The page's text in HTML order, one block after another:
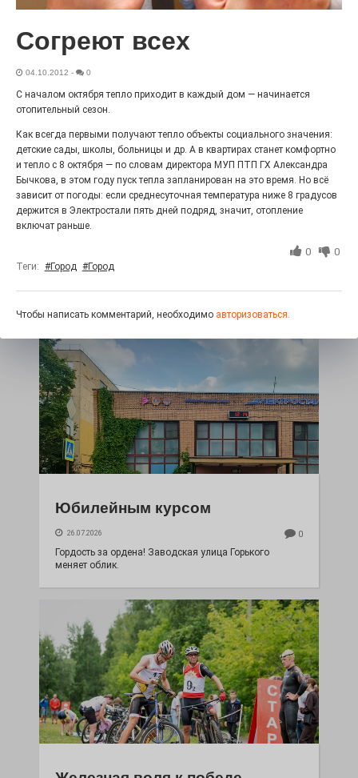
0
дважды порадует проект «Районы-кварталы».
Юбилейным курсом
26.07.2026 0
Гордость за ордена! Заводская улица Горького
меняет облик.
Согреют всех
04.10.2012 - 0
С началом октября тепло приходит в каждый дом — начинается
отопительный сезон.
Как всегда первыми получают тепло объекты социального значения:
детские сады, школы, больницы и др. А в квартирах станет комфортно
и тепло с 8 октября — по словам директора МУП ПТП ГХ Александра
Бычкова, в этом году пуск тепла запланирован на это время. Но всё
зависит от погоды: если среднесуточная температура ниже 8 градусов
держится в Электростали пять дней подряд, значит, отопление
включат раньше.
0 0
Теги: #Город #Город
Чтобы написать комментарий, необходимо авторизоваться.